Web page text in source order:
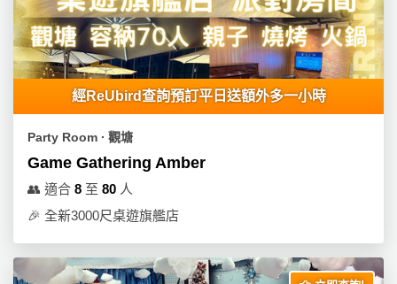
經ReUbird查詢預訂平日送額外多一小時
Party Room ∙ 觀塘
Game Gathering Amber
👥 適合 8 至 80 人
🎉 全新3000尺桌遊旗艦店